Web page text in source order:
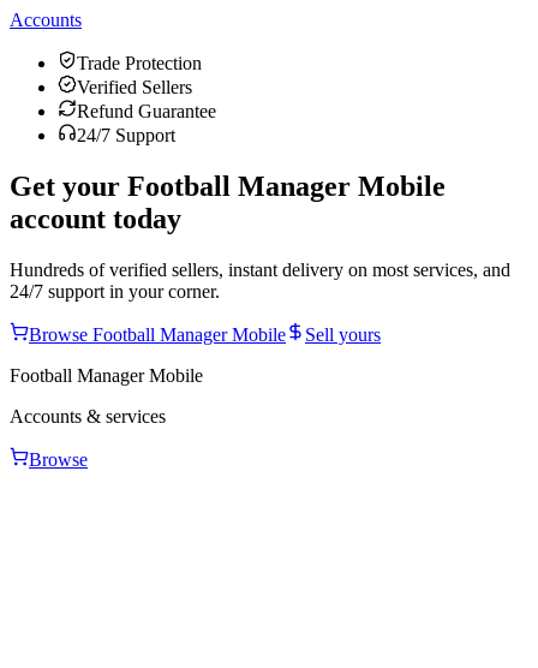
Accounts
Trade Protection
Verified Sellers
Refund Guarantee
24/7 Support
Get your Football Manager Mobile
account today
Hundreds of verified sellers, instant delivery on most services, and
24/7 support in your corner.
Browse Football Manager Mobile
Sell yours
Football Manager Mobile
Accounts & services
Browse